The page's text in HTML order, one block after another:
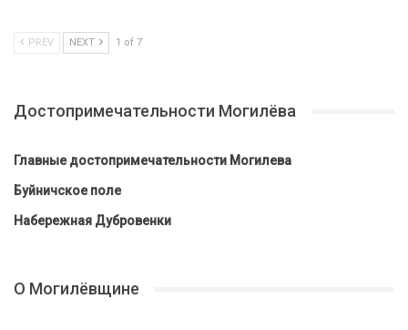
PREV NEXT 1 of 7
Достопримечательности Могилёва
Главные достопримечательности Могилева
Буйничское поле
Набережная Дубровенки
О Могилёвщине